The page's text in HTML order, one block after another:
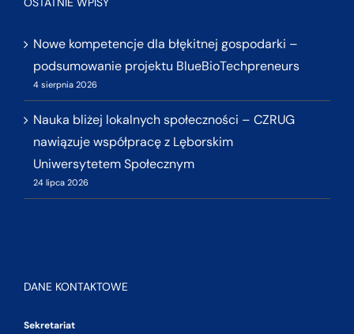
Nowe kompetencje dla błękitnej gospodarki –
podsumowanie projektu BlueBioTechpreneurs
4 sierpnia 2026
Nauka bliżej lokalnych społeczności – CZRUG
nawiązuje współpracę z Lęborskim
Uniwersytetem Społecznym
24 lipca 2026
DANE KONTAKTOWE
Sekretariat